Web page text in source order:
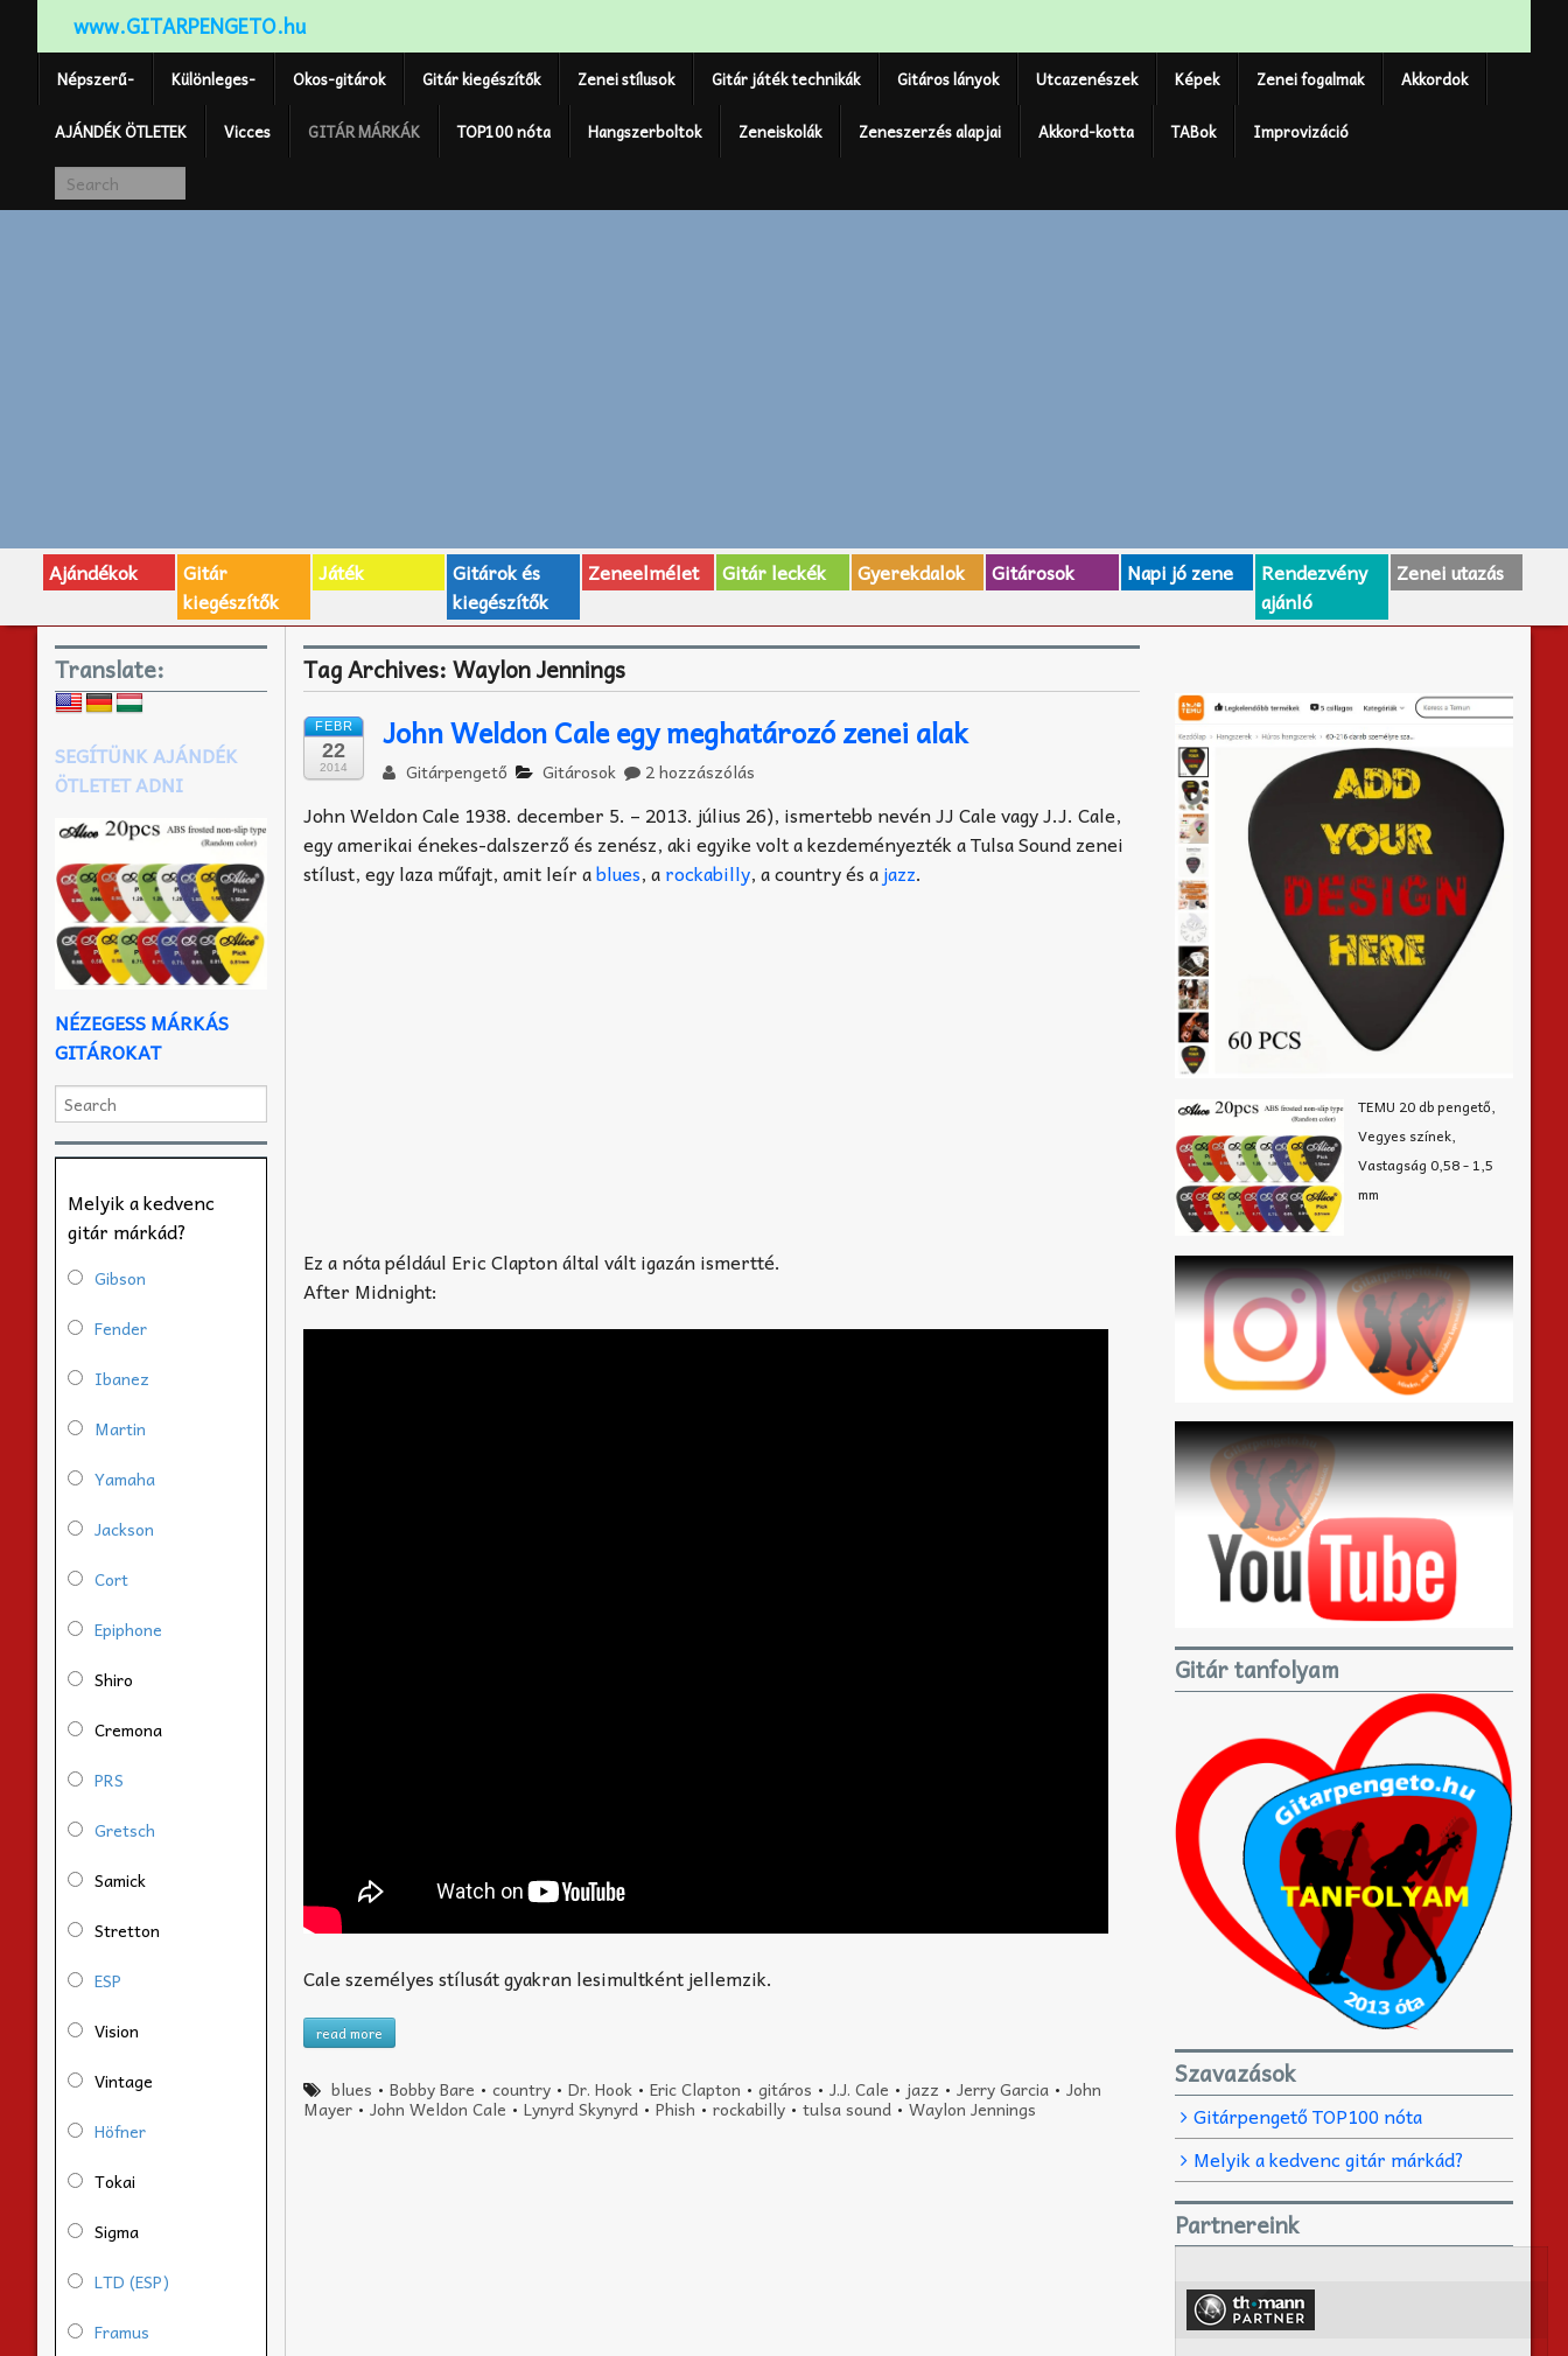
www.GITARPENGETO.hu
Népszerű- Különleges- Okos-gitárok Gitár kiegészítők Zenei stílusok Gitár játék technikák Gitáros lányok Utcazenészek Képek Zenei fogalmak Akkordok
AJÁNDÉK ÖTLETEK Vicces GITÁR MÁRKÁK TOP100 nóta Hangszerboltok Zeneiskolák Zeneszerzés alapjai Akkord-kotta TABok Improvizáció
Ajándékok
Gitár
kiegészítők
Játék
Gitárok és
kiegészítők
Zeneelmélet Gitár leckék Gyerekdalok Gitárosok Napi jó zene
Rendezvény
ajánló
Zenei utazás
Tag Archives:Waylon Jennings
FEBR
22
2014
John Weldon Cale egy meghatározó zenei alak
Gitárpengető Gitárosok 2 hozzászólás
John Weldon Cale 1938. december 5. – 2013. július 26), ismertebb nevén JJ Cale vagy J.J. Cale,
egy amerikai énekes-dalszerző és zenész, aki egyike volt a kezdeményezték a Tulsa Sound zenei
stílust, egy laza műfajt, amit leír ablues, arockabilly, a country és ajazz.
Ez a nóta például Eric Clapton által vált igazán ismertté.
After Midnight:
Cale személyes stílusát gyakran lesimultként jellemzik.
read more
blues • Bobby Bare • country• Dr. Hook• Eric Clapton • gitáros • J.J. Cale • jazz • Jerry Garcia• John
Mayer •John Weldon Cale •Lynyrd Skynyrd •Phish •rockabilly •tulsa sound •Waylon Jennings
Translate:
SEGÍTÜNK AJÁNDÉK
ÖTLETET ADNI
NÉZEGESS MÁRKÁS
GITÁROKAT
Melyik a kedvenc
gitár márkád?
Gibson
Fender
Ibanez
Martin
Yamaha
Jackson
Cort
Epiphone
Shiro
Cremona
PRS
Gretsch
Samick
Stretton
ESP
Vision
Vintage
Höfner
Tokai
Sigma
LTD (ESP)
Framus
TEMU 20 db pengető,
Vegyes színek,
Vastagság 0,58 - 1,5
mm
Gitár tanfolyam
Szavazások
Gitárpengető TOP100 nóta
Melyik a kedvenc gitár márkád?
Partnereink